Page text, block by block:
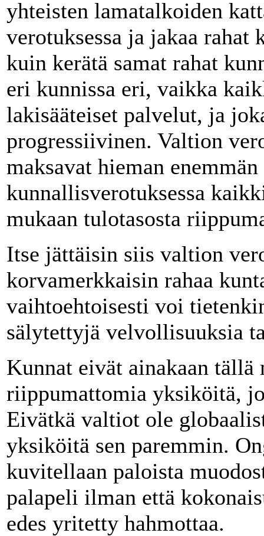
yhteisten lamatalkoiden
verotuksessa ja jakaa
kuin kerätä samat rahat
eri kunnissa eri, vaikka
lakisääteiset palvelut, ja
progressiivinen. Valtion
maksavat hieman
kunnallisverotuksessa
mukaan tulotasosta
Itse jättäisin siis valtion
korvamerkkaisin rahaa
vaihtoehtoisesti voi
sälytettyjä velvollisuuksia
Kunnat eivät ainakaan
riippumattomia yksiköitä,
Eivätkä valtiot ole
yksiköitä sen paremmin.
kuvitellaan paloista
palapeli ilman että
edes yritetty hahmottaa.